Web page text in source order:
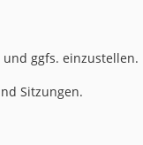
ggfs. einzustellen.
Sitzungen.